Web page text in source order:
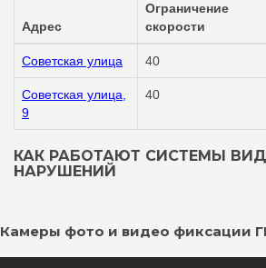
Адрес
Ограничение
скорости
Советская улица 40
Советская улица,
9
40
КАК РАБОТАЮТ СИСТЕМЫ
НАРУШЕНИЙ
Камеры фото и видео фиксации